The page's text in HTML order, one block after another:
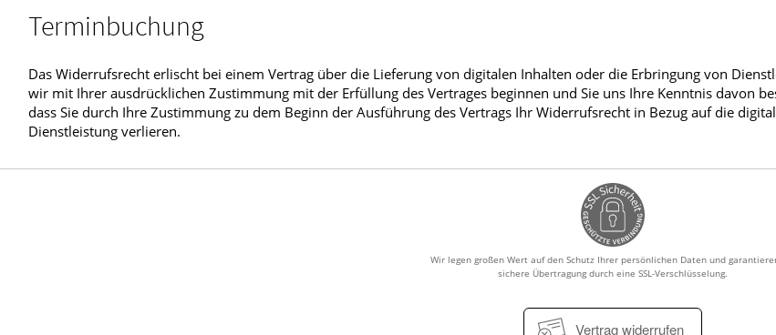
Terminbuchung
Das Widerrufsrecht erlischt bei einem Vertrag über die Lieferung von digitalen Inhalten oder die Erbringung von
wir mit Ihrer ausdrücklichen Zustimmung mit der Erfüllung des Vertrages beginnen und Sie uns Ihre Kenntnis davon
dass Sie durch Ihre Zustimmung zu dem Beginn der Ausführung des Vertrags Ihr Widerrufsrecht in Bezug auf die
Dienstleistung verlieren.
Wir legen großen Wert auf den Schutz Ihrer persönlichen Daten und
sichere Übertragung durch eine SSL-Verschlüsselung.
Vertrag widerrufen